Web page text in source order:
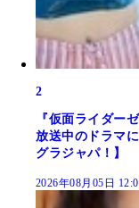
2
『仮面ライダー
放送中のドラマ
グラジャパ！】
2026年08月05日